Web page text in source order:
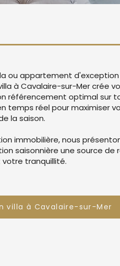
ou appartement
à Cavalaire-sur-Mer crée
référencement optimal sur
temps réel pour maximiser
la saison.
immobilière, nous
saisonnière une source
tranquillité.
villa à Cavalaire-sur-Mer